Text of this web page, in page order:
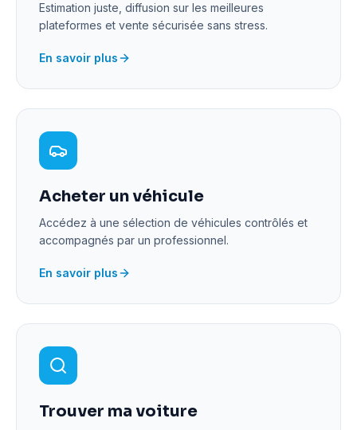
Estimation juste, diffusion sur les meilleures
plateformes et vente sécurisée sans stress.
En savoir plus
Acheter un véhicule
Accédez à une sélection de véhicules contrôlés et
accompagnés par un professionnel.
En savoir plus
Trouver ma voiture